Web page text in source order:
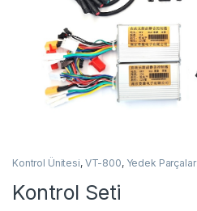
Kontrol Ünitesi, VT-800, Yedek Parçalar
Kontrol Seti